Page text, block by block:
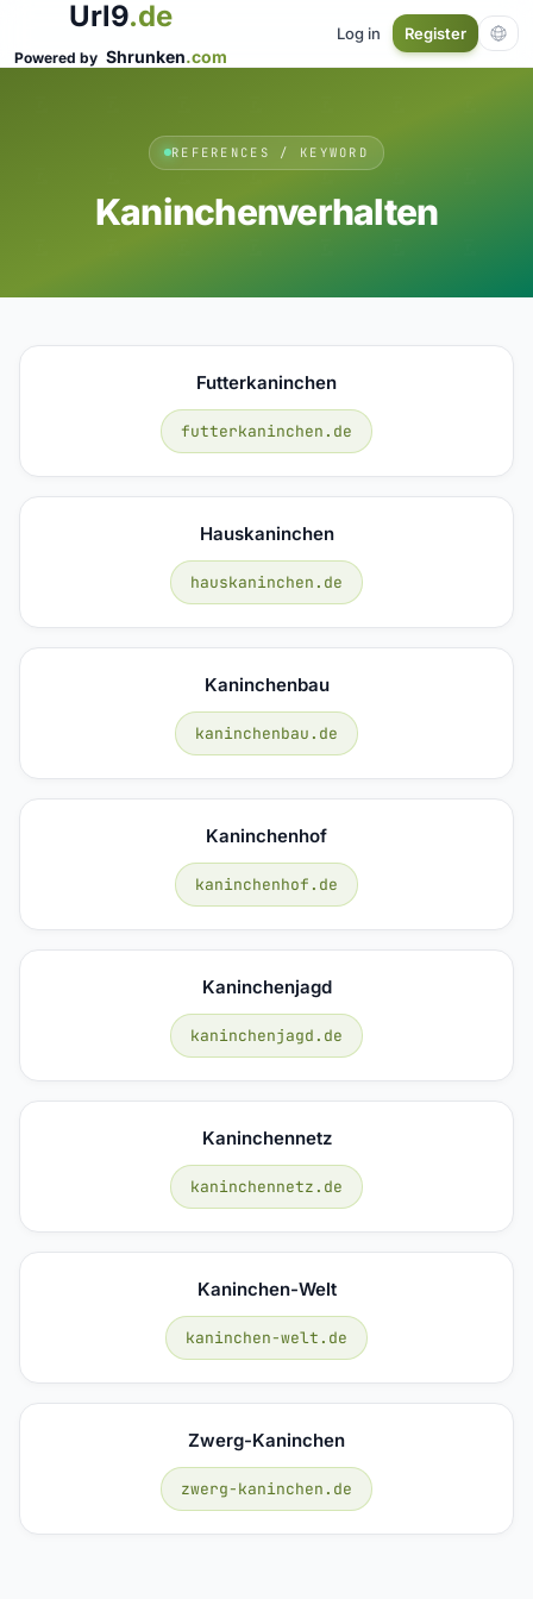
Url9.de
Powered by Shrunken.com
Log in Register
REFERENCES / KEYWORD
Kaninchenverhalten
Futterkaninchen
futterkaninchen.de
Hauskaninchen
hauskaninchen.de
Kaninchenbau
kaninchenbau.de
Kaninchenhof
kaninchenhof.de
Kaninchenjagd
kaninchenjagd.de
Kaninchennetz
kaninchennetz.de
Kaninchen-Welt
kaninchen-welt.de
Zwerg-Kaninchen
zwerg-kaninchen.de